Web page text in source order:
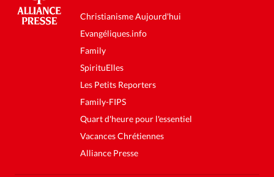
Christianisme Aujourd'hui
Evangéliques.info
Family
SpirituElles
Les Petits Reporters
Family-FIPS
Quart d'heure pour l'essentiel
Vacances Chrétiennes
Alliance Presse